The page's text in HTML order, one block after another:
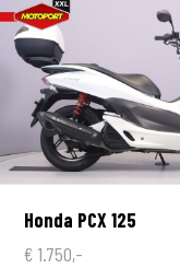
Honda PCX 125
€ 1.750,-